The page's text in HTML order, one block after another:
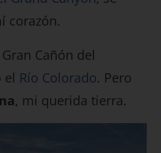
corazón.
Cañón del
el Río Colorado. Pero
, mi querida tierra.